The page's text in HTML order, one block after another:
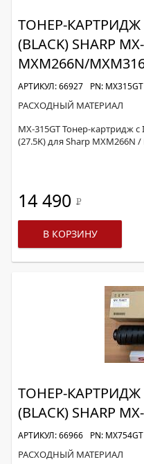
ТОНЕР-
(BLACK) SHARP
MXM266N/
АРТИКУЛ: 66927 PN: MX315GT
РАСХОДНЫЙ МАТЕРИАЛ
MX-315GT Тонер-картридж
(27.5K) для Sharp MXM266N
14 490 Р
В КОРЗИНУ
ТОНЕР-
(BLACK) SHARP
АРТИКУЛ: 66966 PN: MX754GT
РАСХОДНЫЙ МАТЕРИАЛ